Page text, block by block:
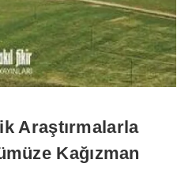
Araştırmalarla
Kağızman